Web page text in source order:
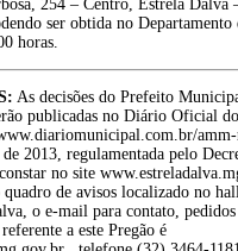
254 – Centro, Estrela Dalva
ser obtida no
horas.
As decisões do Prefeito
publicadas no Diário Oficial
2013, regulamentada pelo
no site
de avisos localizado no
o e-mail para contato, pedidos
a este Pregão é